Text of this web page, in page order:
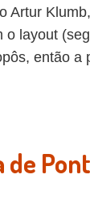
Artur
o layout
então a
de